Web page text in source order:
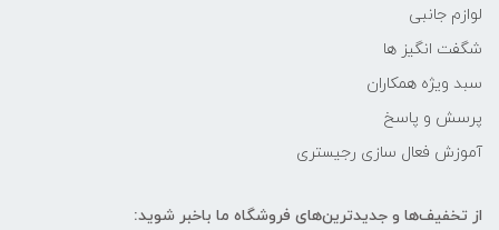
لوازم جانبی
شگفت انگیز ها
سبد ویژه همکاران
پرسش و پاسخ
آموزش فعال سازی رجیستری
از تخفیف‌ها و جدیدترین‌های فروشگاه ما باخبر شوید: